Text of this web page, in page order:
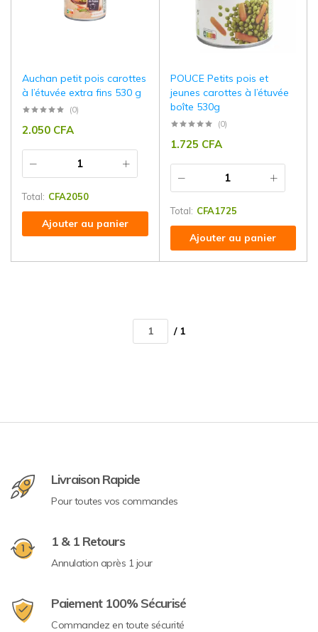
Auchan petit pois carottes
à l’étuvée extra fins 530 g
(0)
2.050 CFA
Total: CFA2050
Ajouter au panier
POUCE Petits pois et
jeunes carottes à l’étuvée
boîte 530g
(0)
1.725 CFA
Total: CFA1725
Ajouter au panier
/ 1
Livraison Rapide
Pour toutes vos commandes
1 & 1 Retours
Annulation après 1 jour
Paiement 100% Sécurisé
Commandez en toute sécurité